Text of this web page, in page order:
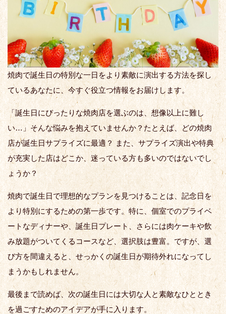
焼肉で誕生日の特別な一日をより素敵に演出する方法を探し
ているあなたに、今すぐ役立つ情報をお届けします。
「誕生日にぴったりな焼肉店を選ぶのは、想像以上に難し
い…」そんな悩みを抱えていませんか？たとえば、どの焼肉
店が誕生日サプライズに最適？ また、サプライズ演出や特典
が充実した店はどこか、迷っている方も多いのではないでし
ょうか？
焼肉で誕生日で理想的なプランを見つけることは、記念日を
より特別にするための第一歩です。特に、個室でのプライベ
ートなディナーや、誕生日プレート、さらには肉ケーキや飲
み放題がついてくるコースなど、選択肢は豊富。ですが、選
び方を間違えると、せっかくの誕生日が期待外れになってし
まうかもしれません。
最後まで読めば、次の誕生日には大切な人と素敵なひととき
を過ごすためのアイデアが手に入ります。